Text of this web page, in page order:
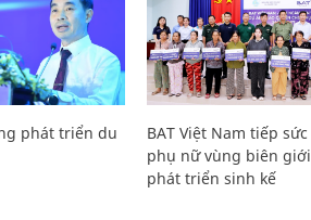
phát triển du
BAT Việt Nam tiếp sức
phụ nữ vùng biên giới
phát triển sinh kế